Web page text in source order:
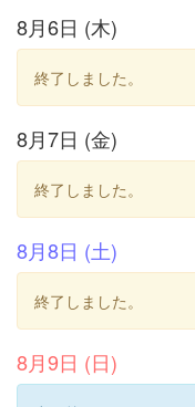
8月6日 (木)
終了しました。
8月7日 (金)
終了しました。
8月8日 (土)
終了しました。
8月9日 (日)